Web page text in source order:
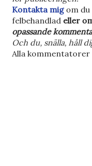
e
n
k
o
m
Kontakta migom du
felbehandlad eller
opassande
Och du, snälla, håll
Alla kommentatorer